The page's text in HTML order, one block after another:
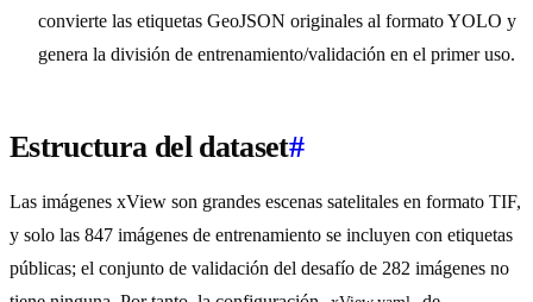
convierte las etiquetas GeoJSON originales al formato YOLO y
genera la división de entrenamiento/validación en el primer uso.
Estructura del dataset#
Las imágenes xView son grandes escenas satelitales en formato TIF,
y solo las 847 imágenes de entrenamiento se incluyen con etiquetas
públicas; el conjunto de validación del desafío de 282 imágenes no